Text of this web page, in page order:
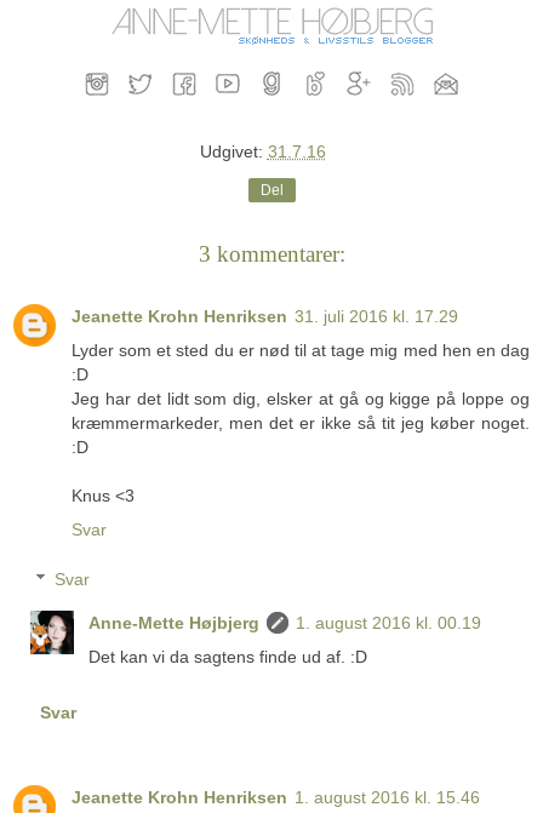
Udgivet: 31.7.16
Del
3 kommentarer:
Jeanette Krohn Henriksen 31. juli 2016 kl. 17.29
Lyder som et sted du er nød til at tage mig med hen en dag
:D
Jeg har det lidt som dig, elsker at gå og kigge på loppe og
kræmmermarkeder, men det er ikke så tit jeg køber noget.
:D
Knus <3
Svar
Svar
Anne-Mette Højbjerg
1. august 2016 kl. 00.19
Det kan vi da sagtens finde ud af. :D
Svar
Jeanette Krohn Henriksen 1. august 2016 kl. 15.46